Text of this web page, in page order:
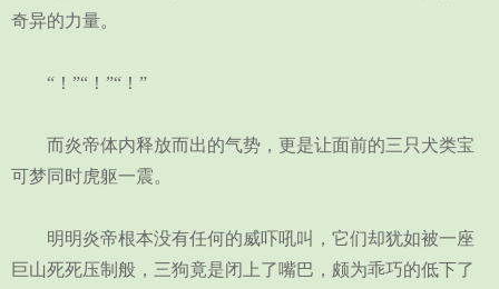
奇异的力量。
“！”“！”“！”
而炎帝体内释放而出的气势，更是让面前的三只犬类宝
可梦同时虎躯一震。
明明炎帝根本没有任何的威吓吼叫，它们却犹如被一座
巨山死死压制般，三狗竟是闭上了嘴巴，颇为乖巧的低下了